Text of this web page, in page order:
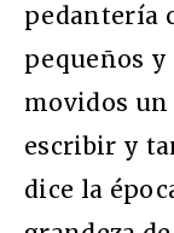
pedantería
pequeños y
movidos un
escribir y
dice la